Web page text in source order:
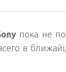
пока не
в